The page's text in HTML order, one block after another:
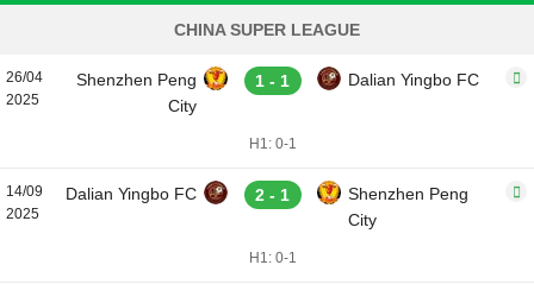
CHINA SUPER LEAGUE
26/04
2025
Shenzhen Peng
City
1 - 1 Dalian Yingbo FC
H1: 0-1
14/09
2025
Dalian Yingbo FC 2 - 1
Shenzhen Peng
City
H1: 0-1